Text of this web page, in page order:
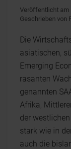
Veröffentlicht am
Geschrieben von
Die
asiatischen,
Emerging
rasanten
genannten
Afrika,
der
stark wie in
auch die